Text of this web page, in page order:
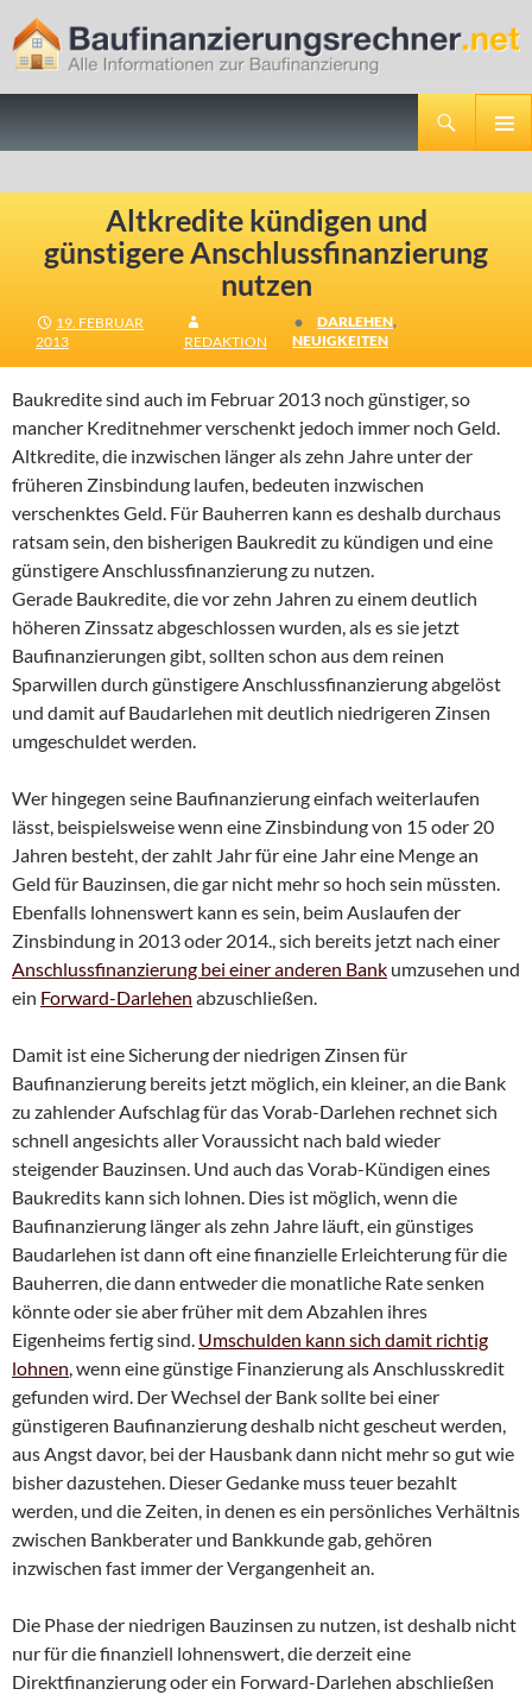
SPRINGEN
Altkredite kündigen und
günstigere Anschlussfinanzierung
nutzen
19. FEBRUAR
2013
REDAKTION
•DARLEHEN,
NEUIGKEITEN
Baukredite sind auch im Februar 2013 noch günstiger, so
mancher Kreditnehmer verschenkt jedoch immer noch Geld.
Altkredite, die inzwischen länger als zehn Jahre unter der
früheren Zinsbindung laufen, bedeuten inzwischen
verschenktes Geld. Für Bauherren kann es deshalb durchaus
ratsam sein, den bisherigen Baukredit zu kündigen und eine
günstigere Anschlussfinanzierung zu nutzen.
Gerade Baukredite, die vor zehn Jahren zu einem deutlich
höheren Zinssatz abgeschlossen wurden, als es sie jetzt
Baufinanzierungen gibt, sollten schon aus dem reinen
Sparwillen durch günstigere Anschlussfinanzierung abgelöst
und damit auf Baudarlehen mit deutlich niedrigeren Zinsen
umgeschuldet werden.
Wer hingegen seine Baufinanzierung einfach weiterlaufen
lässt, beispielsweise wenn eine Zinsbindung von 15 oder 20
Jahren besteht, der zahlt Jahr für eine Jahr eine Menge an
Geld für Bauzinsen, die gar nicht mehr so hoch sein müssten.
Ebenfalls lohnenswert kann es sein, beim Auslaufen der
Zinsbindung in 2013 oder 2014., sich bereits jetzt nach einer
Anschlussfinanzierung bei einer anderen Bank umzusehen und
ein Forward-Darlehen abzuschließen.
Damit ist eine Sicherung der niedrigen Zinsen für
Baufinanzierung bereits jetzt möglich, ein kleiner, an die Bank
zu zahlender Aufschlag für das Vorab-Darlehen rechnet sich
schnell angesichts aller Voraussicht nach bald wieder
steigender Bauzinsen. Und auch das Vorab-Kündigen eines
Baukredits kann sich lohnen. Dies ist möglich, wenn die
Baufinanzierung länger als zehn Jahre läuft, ein günstiges
Baudarlehen ist dann oft eine finanzielle Erleichterung für die
Bauherren, die dann entweder die monatliche Rate senken
könnte oder sie aber früher mit dem Abzahlen ihres
Eigenheims fertig sind. Umschulden kann sich damit richtig
lohnen, wenn eine günstige Finanzierung als Anschlusskredit
gefunden wird. Der Wechsel der Bank sollte bei einer
günstigeren Baufinanzierung deshalb nicht gescheut werden,
aus Angst davor, bei der Hausbank dann nicht mehr so gut wie
bisher dazustehen. Dieser Gedanke muss teuer bezahlt
werden, und die Zeiten, in denen es ein persönliches Verhältnis
zwischen Bankberater und Bankkunde gab, gehören
inzwischen fast immer der Vergangenheit an.
Die Phase der niedrigen Bauzinsen zu nutzen, ist deshalb nicht
nur für die finanziell lohnenswert, die derzeit eine
Direktfinanzierung oder ein Forward-Darlehen abschließen